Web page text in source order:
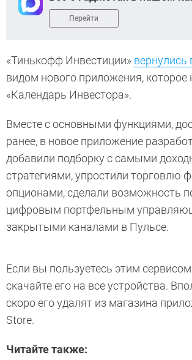
Перейти
«Тинькофф Инвестиции» вернулись
видом нового приложения, которое
«Календарь Инвестора».
Вместе с основными функциями,
ранее, в новое приложение
добавили подборку с самыми
стратегиями, упростили торговлю
опционами, сделали возможность
цифровым портфельным
закрытыми каналами в Пульсе.
Если вы пользуетесь этим
скачайте его на все устройства.
скоро его удалят из магазина
Store.
Читайте также: